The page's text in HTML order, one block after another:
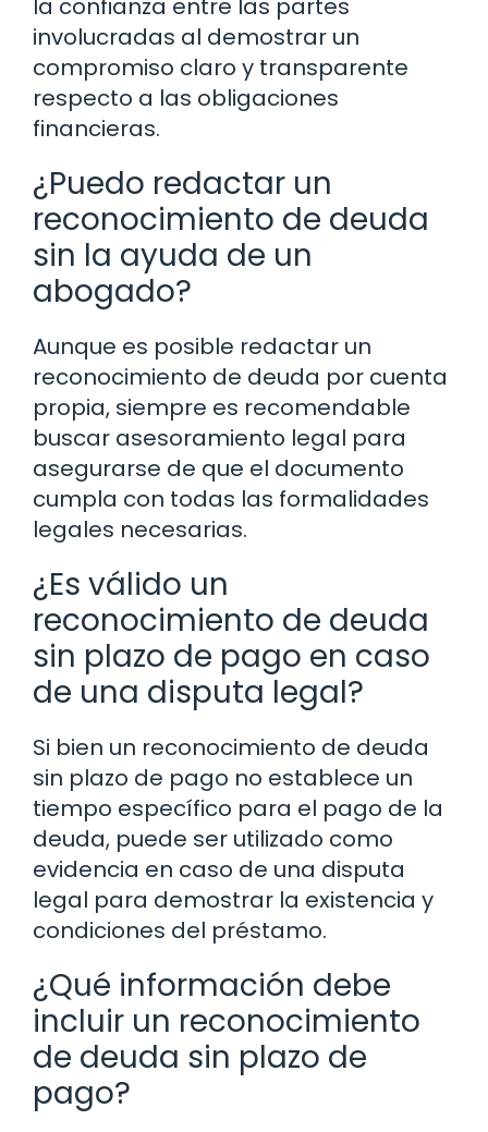
la confianza entre las partes
involucradas al demostrar un
compromiso claro y transparente
respecto a las obligaciones
financieras.
¿Puedo redactar un
reconocimiento de deuda
sin la ayuda de un
abogado?
Aunque es posible redactar un
reconocimiento de deuda por cuenta
propia, siempre es recomendable
buscar asesoramiento legal para
asegurarse de que el documento
cumpla con todas las formalidades
legales necesarias.
¿Es válido un
reconocimiento de deuda
sin plazo de pago en caso
de una disputa legal?
Si bien un reconocimiento de deuda
sin plazo de pago no establece un
tiempo específico para el pago de la
deuda, puede ser utilizado como
evidencia en caso de una disputa
legal para demostrar la existencia y
condiciones del préstamo.
¿Qué información debe
incluir un reconocimiento
de deuda sin plazo de
pago?